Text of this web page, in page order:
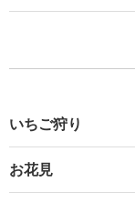
いちご狩り
お花見